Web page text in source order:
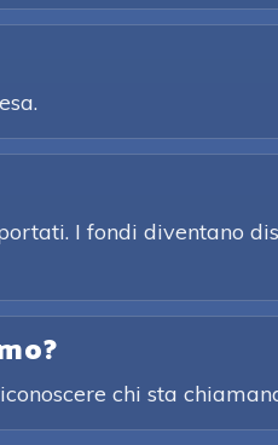
I fondi diventano
chi sta